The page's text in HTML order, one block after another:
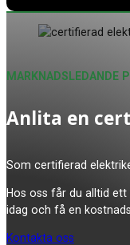
Anlita en
Som certifierad
Hos oss får du alltid
idag och få en
MARKNADSLEDANDE
Kontakta oss